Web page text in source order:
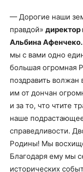
— Дорогие наши
правдой»
Альбина Афенчеко.
мы с вами одно
большая огромная
поздравить волжан
им от дончан
и за то, что чтите
наше
справедливости.
Родины! Мы
Благодаря ему мы
исторических